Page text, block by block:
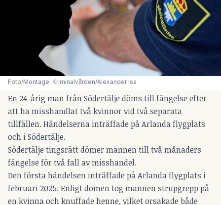
Foto/Montage: Kriminalvården/Alexander Isa
En 24-årig man från Södertälje döms till fängelse efter
att ha misshandlat två kvinnor vid två separata
tillfällen. Händelserna inträffade på Arlanda flygplats
och i Södertälje.
Södertälje tingsrätt dömer mannen till två månaders
fängelse för två fall av misshandel.
Den första händelsen inträffade på Arlanda flygplats i
februari 2025. Enligt domen tog mannen strupgrepp på
en kvinna och knuffade henne, vilket orsakade både